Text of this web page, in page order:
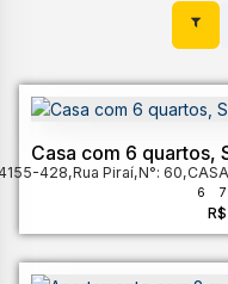
Casa com 6 quartos,
R$
428,Rua Piraí,N°: 60,
6 7